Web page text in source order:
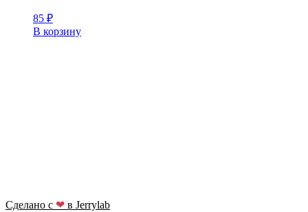
85 ₽
В корзину
Сделано с ❤ в Jerrylab